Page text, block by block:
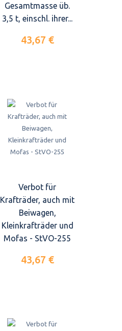
Gesamtmasse üb.
3,5 t, einschl. ihrer...
43,67 €
Verbot für
Krafträder, auch mit
Beiwagen,
Kleinkrafträder und
Mofas - StVO-255
43,67 €